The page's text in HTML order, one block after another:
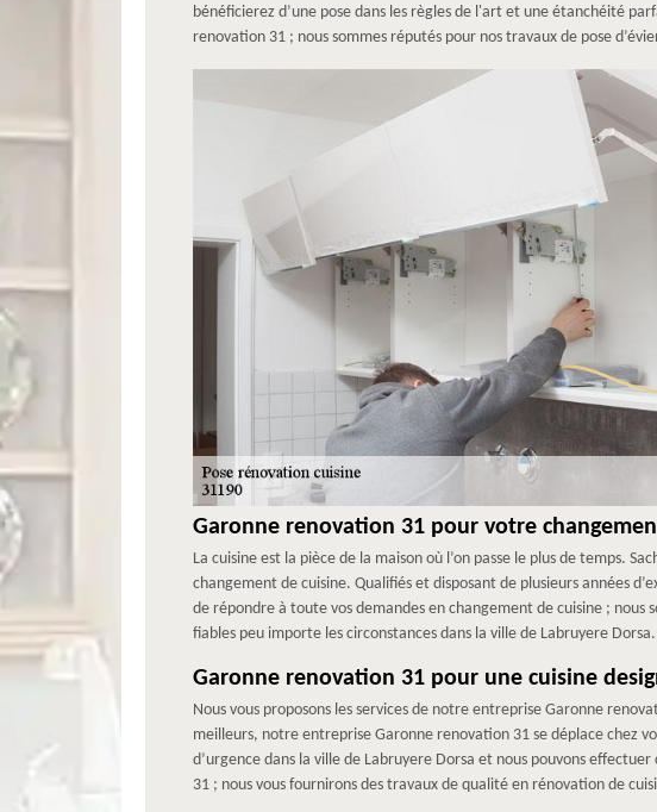
bénéficierez d’une pose dans les règles de l'art et une étanchéité
renovation 31 ; nous sommes réputés pour nos travaux de pose
Garonne renovation 31 pour votre
La cuisine est la pièce de la maison où l’on passe le plus de temps.
changement de cuisine. Qualifiés et disposant de plusieurs années
de répondre à toute vos demandes en changement de cuisine ; nous
fiables peu importe les circonstances dans la ville de Labruyere Dorsa.
Garonne renovation 31 pour une cuisine
Nous vous proposons les services de notre entreprise Garonne
meilleurs, notre entreprise Garonne renovation 31 se déplace chez
d’urgence dans la ville de Labruyere Dorsa et nous pouvons
31 ; nous vous fournirons des travaux de qualité en rénovation de